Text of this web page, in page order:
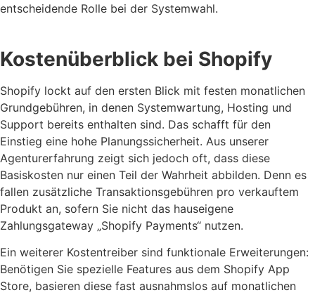
entscheidende Rolle bei der Systemwahl.
Kostenüberblick bei Shopify
Shopify lockt auf den ersten Blick mit festen monatlichen
Grundgebühren, in denen Systemwartung, Hosting und
Support bereits enthalten sind. Das schafft für den
Einstieg eine hohe Planungssicherheit. Aus unserer
Agenturerfahrung zeigt sich jedoch oft, dass diese
Basiskosten nur einen Teil der Wahrheit abbilden. Denn es
fallen zusätzliche Transaktionsgebühren pro verkauftem
Produkt an, sofern Sie nicht das hauseigene
Zahlungsgateway „Shopify Payments“ nutzen.
Ein weiterer Kostentreiber sind funktionale Erweiterungen:
Benötigen Sie spezielle Features aus dem Shopify App
Store, basieren diese fast ausnahmslos auf monatlichen